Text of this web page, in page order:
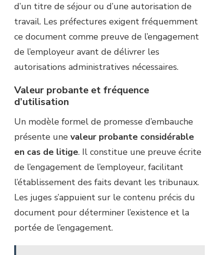
d’un titre de séjour ou d’une autorisation de
travail. Les préfectures exigent fréquemment
ce document comme preuve de l’engagement
de l’employeur avant de délivrer les
autorisations administratives nécessaires.
Valeur probante et fréquence
d’utilisation
Un modèle formel de promesse d’embauche
présente une valeur probante considérable
en cas de litige. Il constitue une preuve écrite
de l’engagement de l’employeur, facilitant
l’établissement des faits devant les tribunaux.
Les juges s’appuient sur le contenu précis du
document pour déterminer l’existence et la
portée de l’engagement.